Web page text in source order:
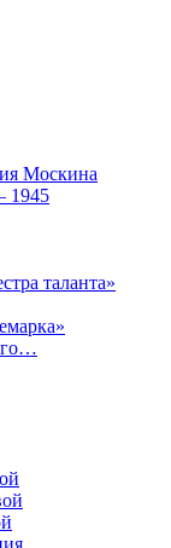
Москина
1945
таланта»
го…